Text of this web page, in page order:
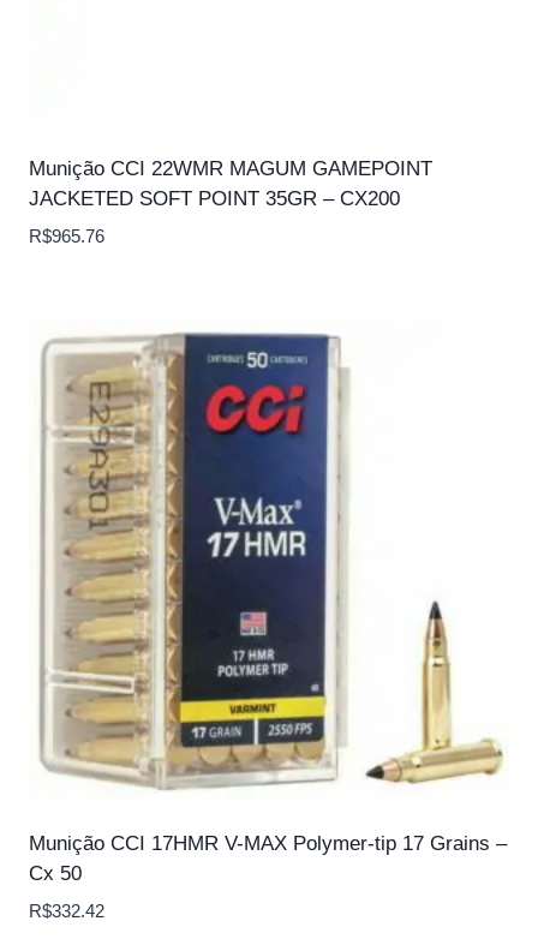
Munição CCI 22WMR MAGUM GAMEPOINT
JACKETED SOFT POINT 35GR – CX200
R$965.76
Munição CCI 17HMR V-MAX Polymer-tip 17 Grains –
Cx 50
R$332.42